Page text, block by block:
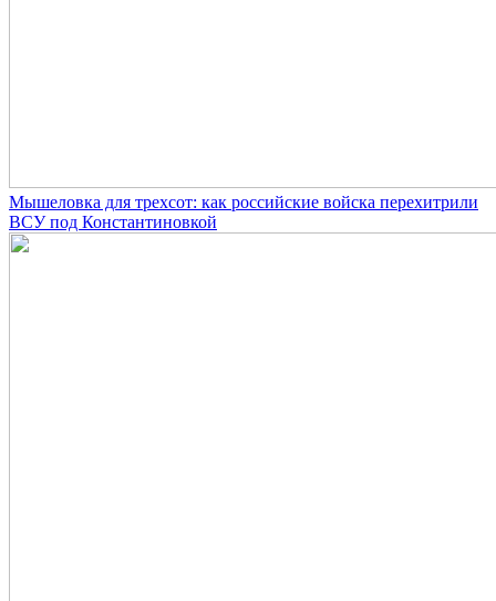
Мышеловка для трехсот: как российские войска перехитрили
ВСУ под Константиновкой